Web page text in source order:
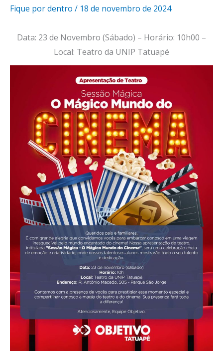
Fique por dentro / 18 de novembro de 2024
Data: 23 de Novembro (Sábado) – Horário: 10h00 –
Local: Teatro da UNIP Tatuapé